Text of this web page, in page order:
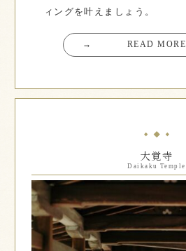
ィングを叶えましょう。
→ READ MORE
大覚寺
Daikaku Temple